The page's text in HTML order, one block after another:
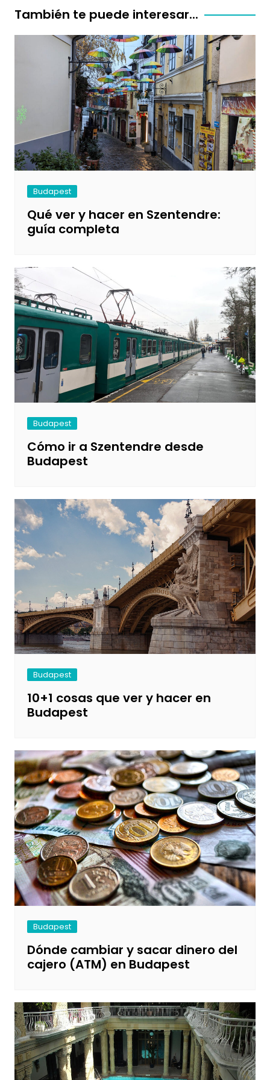
entradas
También te puede interesar...
Budapest
Qué ver y hacer en Szentendre:
guía completa
Budapest
Cómo ir a Szentendre desde
Budapest
Budapest
10+1 cosas que ver y hacer en
Budapest
Budapest
Dónde cambiar y sacar dinero del
cajero (ATM) en Budapest